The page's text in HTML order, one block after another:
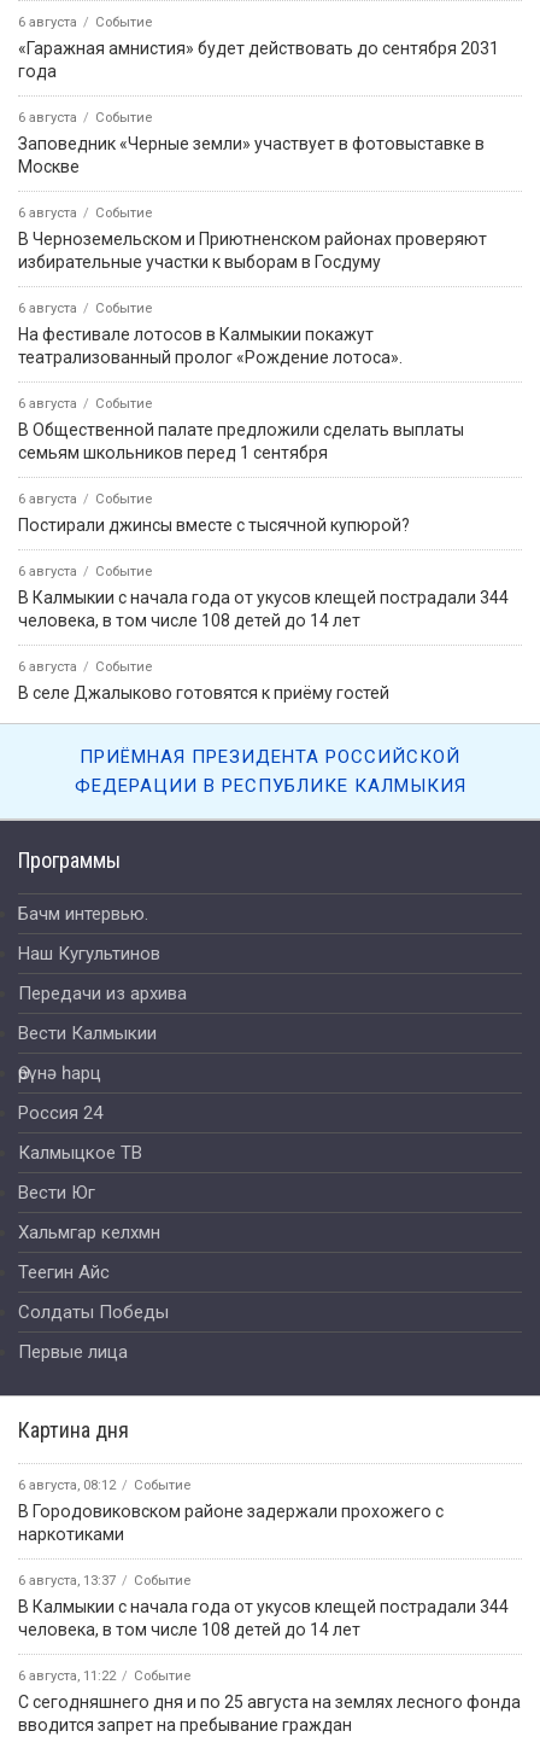
Программы
Бачм интервью.
Наш Кугультинов
Передачи из архива
Вести Калмыкии
Өрүнә һарц
Россия 24
Калмыцкое ТВ
Вести Юг
Хальмгар келхмн
Теегин Айс
Солдаты Победы
Первые лица
Картина дня
6 августа, 08:12 Событие
В Городовиковском районе задержали прохожего с
наркотиками
6 августа, 13:37 Событие
В Калмыкии с начала года от укусов клещей пострадали 344
человека, в том числе 108 детей до 14 лет
6 августа, 11:22 Событие
С сегодняшнего дня и по 25 августа на землях лесного фонда
вводится запрет на пребывание граждан
6 августа Событие
«Гаражная амнистия» будет действовать до сентября 2031
года
6 августа Событие
Заповедник «Черные земли» участвует в фотовыставке в
Москве
6 августа Событие
В Черноземельском и Приютненском районах проверяют
избирательные участки к выборам в Госдуму
6 августа Событие
На фестивале лотосов в Калмыкии покажут
театрализованный пролог «Рождение лотоса».
6 августа Событие
В Общественной палате предложили сделать выплаты
семьям школьников перед 1 сентября
6 августа Событие
Постирали джинсы вместе с тысячной купюрой?
6 августа Событие
В Калмыкии с начала года от укусов клещей пострадали 344
человека, в том числе 108 детей до 14 лет
6 августа Событие
В селе Джалыково готовятся к приёму гостей
ПРИЁМНАЯ ПРЕЗИДЕНТА РОССИЙСКОЙ
ФЕДЕРАЦИИ В РЕСПУБЛИКЕ КАЛМЫКИЯ